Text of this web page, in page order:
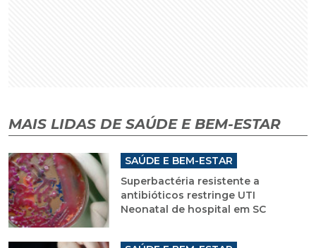
MAIS LIDAS DE SAÚDE E BEM-ESTAR
SAÚDE E BEM-ESTAR
Superbactéria resistente a
antibióticos restringe UTI
Neonatal de hospital em SC